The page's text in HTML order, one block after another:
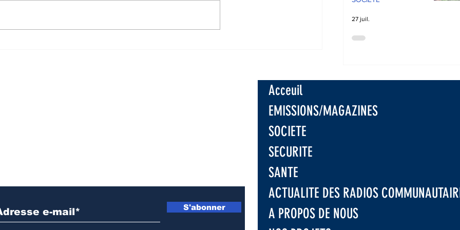
radiophoniques sur la
propagation d'Ebola
27 juil.
S'abonner
Acceuil
EMISSIONS/MAGAZINES
SOCIETE
SECURITE
SANTE
ACTUALITE DES RADIOS
A PROPOS DE NOUS